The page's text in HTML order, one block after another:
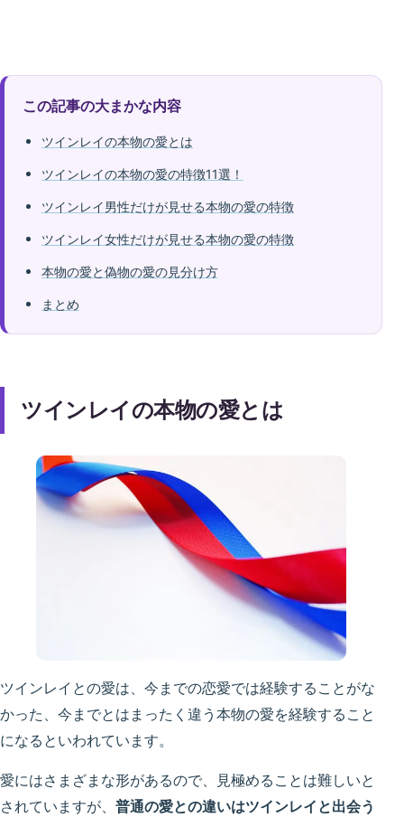
この記事の大まかな内容
ツインレイの本物の愛とは
ツインレイの本物の愛の特徴11選！
ツインレイ男性だけが見せる本物の愛の特徴
ツインレイ女性だけが見せる本物の愛の特徴
本物の愛と偽物の愛の見分け方
まとめ
ツインレイの本物の愛とは
ツインレイとの愛は、今までの恋愛では経験することがな
かった、今までとはまったく違う本物の愛を経験すること
になるといわれています。
愛にはさまざまな形があるので、見極めることは難しいと
されていますが、 普通の愛との違いはツインレイと出会う